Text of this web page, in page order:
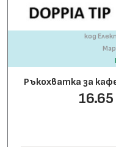
код
Ръкохватка за